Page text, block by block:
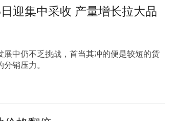
迎集中采收 产量增长拉大品
展中仍不乏挑战，首当其冲的便是较短的货
销压力。